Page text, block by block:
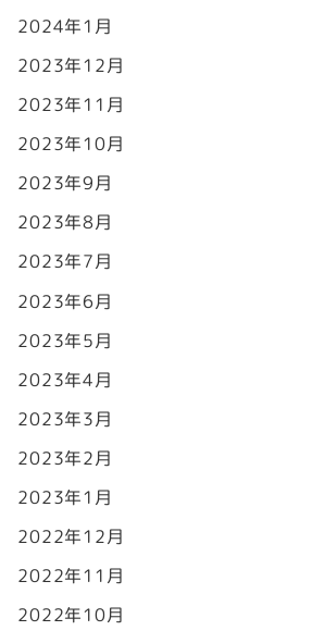
2024年1月
2023年12月
2023年11月
2023年10月
2023年9月
2023年8月
2023年7月
2023年6月
2023年5月
2023年4月
2023年3月
2023年2月
2023年1月
2022年12月
2022年11月
2022年10月